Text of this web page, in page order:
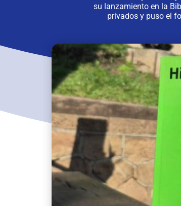
su lanzamiento en la
privados y puso el